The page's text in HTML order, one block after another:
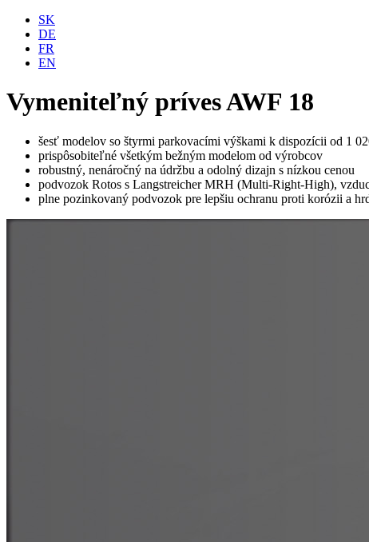
SK
DE
FR
EN
Vymeniteľný príves AWF 18
šesť modelov so štyrmi parkovacími výškami k dispozícii od 1
prispôsobiteľné všetkým bežným modelom od výrobcov
robustný, nenáročný na údržbu a odolný dizajn s nízkou cenou
podvozok Rotos s Langstreicher MRH (Multi-Right-High),
plne pozinkovaný podvozok pre lepšiu ochranu proti korózii a